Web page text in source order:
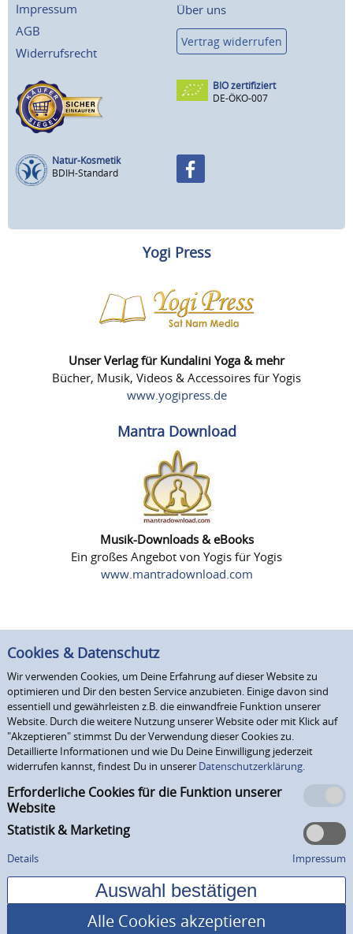
Impressum
AGB
Widerrufsrecht
Über uns
Vertrag widerrufen
BIO zertifiziert
DE-ÖKO-007
Natur-Kosmetik
BDIH-Standard
Yogi Press
Unser Verlag für Kundalini Yoga & mehr
Bücher, Musik, Videos & Accessoires für Yogis
www.yogipress.de
Mantra Download
Musik-Downloads & eBooks
Ein großes Angebot von Yogis für Yogis
www.mantradownload.com
Cookies & Datenschutz
Wir verwenden Cookies, um Deine Erfahrung auf dieser Website zu
optimieren und Dir den besten Service anzubieten. Einige davon sind
essentiell und gewährleisten z.B. die einwandfreie Funktion unserer
Website. Durch die weitere Nutzung unserer Website oder mit Klick auf
"Akzeptieren" stimmst Du der Verwendung dieser Cookies zu.
Detaillierte Informationen und wie Du Deine Einwilligung jederzeit
widerrufen kannst, findest Du in unserer Datenschutzerklärung.
Erforderliche Cookies für die Funktion unserer
Website
Statistik & Marketing
Details Impressum
Alle Cookies akzeptieren